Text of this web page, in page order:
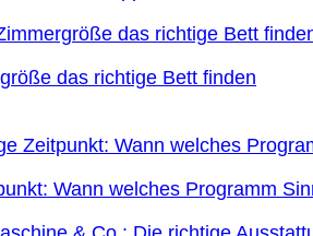
das richtige Bett finden
Wann welches Programm